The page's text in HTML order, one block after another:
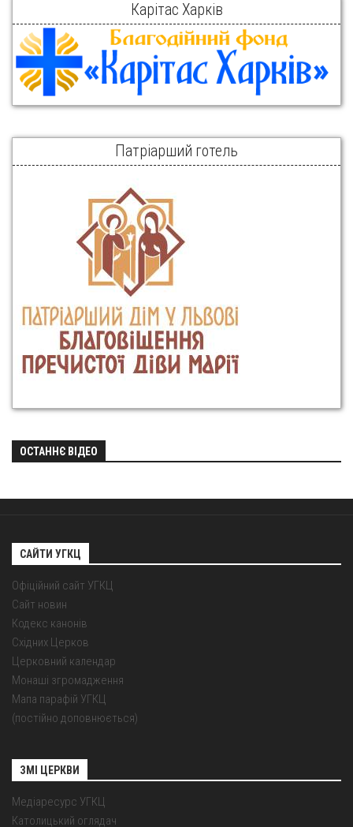
Карітас Харків
Патріарший готель
ОСТАННЄ ВІДЕО
САЙТИ УГКЦ
Офіційний сайт УГКЦ
Сайт новин
Кодекс канонів
Східних Церков
Церковний календар
Монаші згромадження
Мапа парафій УГКЦ
(постійно доповнюється)
ЗМІ ЦЕРКВИ
Медіаресурс УГКЦ
Католицький оглядач